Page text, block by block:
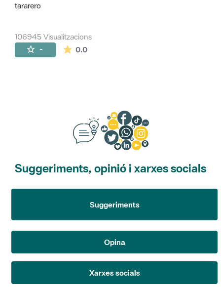
tararero
106945 Visualitzacions
- 0.0La mitjana de les valoracions és de 0
Suggeriments, opinió i xarxes socials
Suggeriments
Opina
Xarxes socials